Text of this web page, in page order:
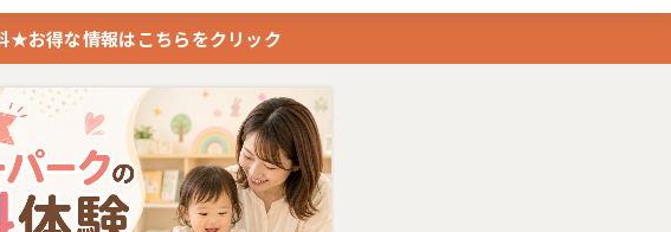
★お得な情報はこちらをクリック